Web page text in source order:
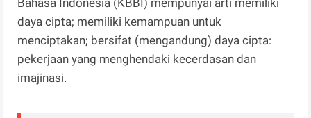
daya cipta; memiliki kemampuan untuk
menciptakan; bersifat (mengandung) daya cipta:
pekerjaan yang menghendaki kecerdasan dan
imajinasi.